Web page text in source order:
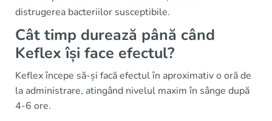
distrugerea bacteriilor susceptibile.
Cât timp durează până când
Keflex își face efectul?
Keflex începe să-și facă efectul în aproximativ o oră de
la administrare, atingând nivelul maxim în sânge după
4-6 ore.